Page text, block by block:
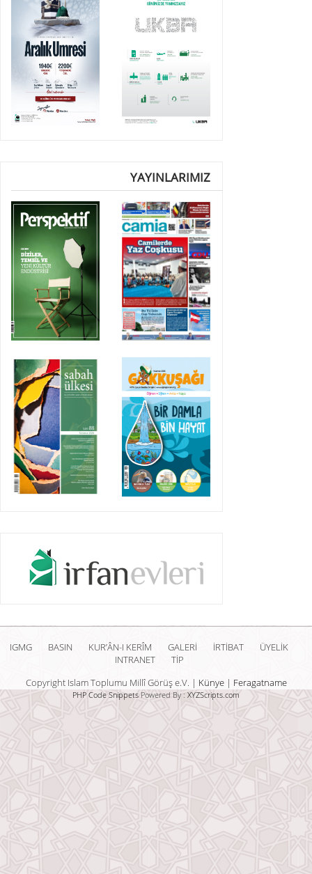
YAYINLARIMIZ
IGMG BASIN KUR’ÂN-I KERÎM GALERİ İRTİBAT
ÜYELİK
INTRANET
TİP
Copyright Islam Toplumu Millî Görüş e.V. | Künye| Feragatname
PHP Code Snippets Powered By : XYZScripts.com